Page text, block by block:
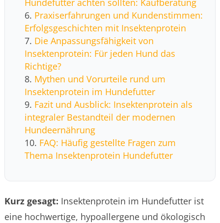
Praxiserfahrungen und Kundenstimmen:
Erfolgsgeschichten mit Insektenprotein
Die Anpassungsfähigkeit von
Insektenprotein: Für jeden Hund das
Richtige?
Mythen und Vorurteile rund um
Insektenprotein im Hundefutter
Fazit und Ausblick: Insektenprotein als
integraler Bestandteil der modernen
Hundeernährung
FAQ: Häufig gestellte Fragen zum
Thema Insektenprotein Hundefutter
Kurz gesagt: Insektenprotein im Hundefutter ist
eine hochwertige, hypoallergene und ökologisch